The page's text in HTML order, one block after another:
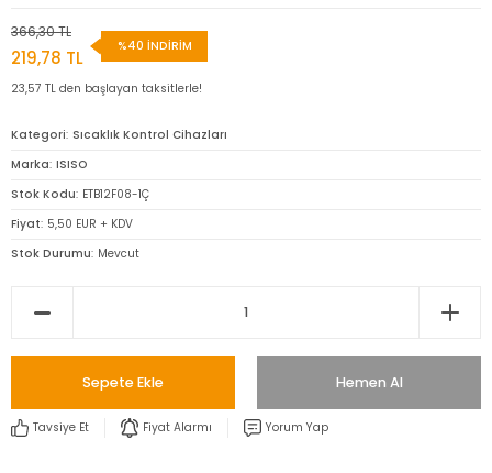
366,30 TL
219,78 TL
%40 İNDİRİM
23,57 TL den başlayan taksitlerle!
Kategori Sıcaklık Kontrol Cihazları
Marka ISISO
Stok Kodu ETB12F08-1Ç
Fiyat 5,50 EUR + KDV
Stok Durumu Mevcut
Sepete Ekle Hemen Al
Tavsiye Et Fiyat Alarmı Yorum Yap